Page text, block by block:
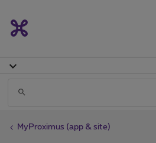
MyProximus (app & site)